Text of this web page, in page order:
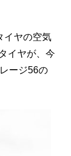
イヤの空気
イヤが、今
ージ56の